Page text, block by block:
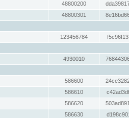
48800200
48800301
123456784
4930010
586600
586610
586620
586630